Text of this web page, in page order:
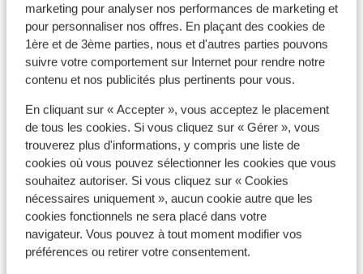
marketing pour analyser nos performances de marketing et
pour personnaliser nos offres. En plaçant des cookies de
1ère et de 3ème parties, nous et d'autres parties pouvons
suivre votre comportement sur Internet pour rendre notre
contenu et nos publicités plus pertinents pour vous.
En cliquant sur « Accepter », vous acceptez le placement
de tous les cookies. Si vous cliquez sur « Gérer », vous
trouverez plus d'informations, y compris une liste de
cookies où vous pouvez sélectionner les cookies que vous
souhaitez autoriser. Si vous cliquez sur « Cookies
nécessaires uniquement », aucun cookie autre que les
cookies fonctionnels ne sera placé dans votre
navigateur. Vous pouvez à tout moment modifier vos
préférences ou retirer votre consentement.
Relaxia Beverly Suites
Bungalows Los Leones
Club Maspalomas Suites & Spa - réservé aux
adultes
Hôtel Faro, a Lopesan Collection - réservé aux
adultes
Relaxia los Girasoles